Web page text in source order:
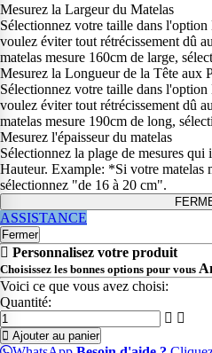
Mesurez la Largeur du Matelas
Sélectionnez votre taille dans
voulez éviter tout rétrécissement dû
matelas mesure 160cm de large,
Mesurez la Longueur de la Tête aux
Sélectionnez votre taille dans
voulez éviter tout rétrécissement dû
matelas mesure 190cm de long,
Mesurez l'épaisseur du matelas
Sélectionnez la plage de mesures
Hauteur. Example: *Si votre matelas
sélectionnez "de 16 à 20 cm".
ASSISTANCE
Fermer
Personnalisez votre produit
Choisissez les bonnes options pour vous
Voici ce que vous avez choisi:
Quantité:
Ajouter au panier